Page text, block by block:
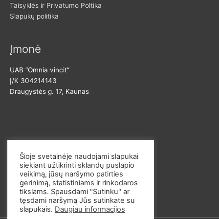
Taisyklės ir Privatumo Poltika
Slapukų politika
Įmonė
UAB “Omnia vincit”
Į/K 304214143
Draugystės g. 17, Kaunas
El. p. info@omvi.lt
Tel. 862033145
Šioje svetainėje naudojami slapukai
siekiant užtikrinti sklandų puslapio
veikimą, jūsų naršymo patirties
gerinimą, statistiniams ir rinkodaros
tikslams. Spausdami "Sutinku" ar
tęsdami naršymą Jūs sutinkate su
slapukais. Daugiau informacijos